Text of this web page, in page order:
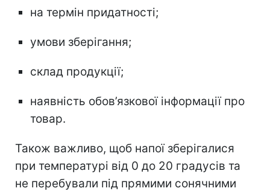
на термін придатності;
умови зберігання;
склад продукції;
наявність обов’язкової інформації про
товар.
Також важливо, щоб напої зберігалися
при температурі від 0 до 20 градусів та
не перебували під прямими сонячними